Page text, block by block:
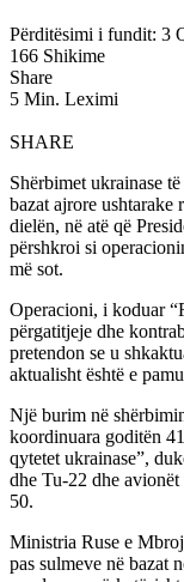
Përditësimi i fundit: 3
166 Shikime
Share
5 Min. Leximi
SHARE
Shërbimet ukrainase
bazat ajrore
dielën, në atë që
përshkroi si
më sot.
Operacioni, i koduar
përgatitjeje dhe
pretendon se u
aktualisht është e
Një burim në
koordinuara goditën
qytetet ukrainase”,
dhe Tu-22 dhe
50.
Ministria Ruse e
pas sulmeve në bazat